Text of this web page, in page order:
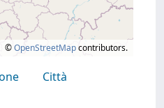
©OpenStreetMapcontributors.
Città